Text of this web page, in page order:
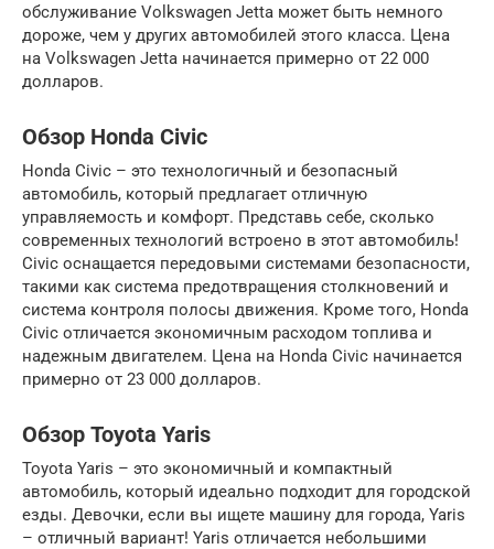
обслуживание Volkswagen Jetta может быть немного
дороже, чем у других автомобилей этого класса. Цена
на Volkswagen Jetta начинается примерно от 22 000
долларов.
Обзор Honda Civic
Honda Civic – это технологичный и безопасный
автомобиль, который предлагает отличную
управляемость и комфорт. Представь себе, сколько
современных технологий встроено в этот автомобиль!
Civic оснащается передовыми системами безопасности,
такими как система предотвращения столкновений и
система контроля полосы движения. Кроме того, Honda
Civic отличается экономичным расходом топлива и
надежным двигателем. Цена на Honda Civic начинается
примерно от 23 000 долларов.
Обзор Toyota Yaris
Toyota Yaris – это экономичный и компактный
автомобиль, который идеально подходит для городской
езды. Девочки, если вы ищете машину для города, Yaris
– отличный вариант! Yaris отличается небольшими